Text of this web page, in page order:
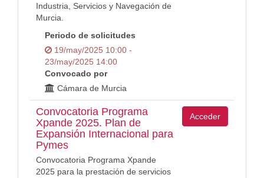
Industria, Servicios y Navegación de
Murcia.
Periodo de solicitudes
19/may/2025 10:00 -
23/may/2025 14:00
Convocado por
Cámara de Murcia
Convocatoria Programa
Xpande 2025. Plan de
Expansión Internacional para
Pymes
Convocatoria Programa Xpande
2025 para la prestación de servicios
Acceder